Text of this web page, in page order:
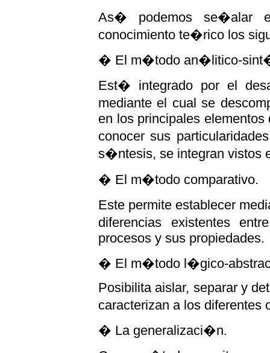
As� podemos se�alar
conocimiento te�rico los
� El m�todo an�litico-
Est� integrado por el
mediante el cual se
en los principales
conocer sus
s�ntesis, se integran vistos
� El m�todo comparativo.
Este permite establecer
diferencias existentes
procesos y sus propiedades.
� El m�todo l�gico-
Posibilita aislar, separar y
caracterizan a los
� La generalizaci�n.